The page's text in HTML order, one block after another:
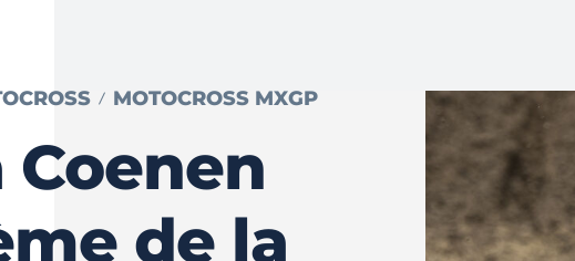
MOTOCROSS MXGP
Coenen
de la